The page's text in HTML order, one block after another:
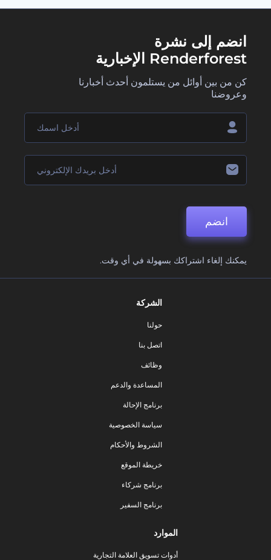
انضم إلى نشرة
Renderforest الإخبارية
كن من بين أوائل من يستلمون أحدث أخبارنا
وعروضنا
انضم
يمكنك إلغاء اشتراكك بسهولة في أي وقت.
الشركة
حولنا
اتصل بنا
وظائف
المساعدة والدعم
برنامج الإحالة
سياسة الخصوصية
الشروط والأحكام
خريطة الموقع
برنامج شركاء
برنامج السفير
الموارد
أدوات تسويق العلامة التجارية